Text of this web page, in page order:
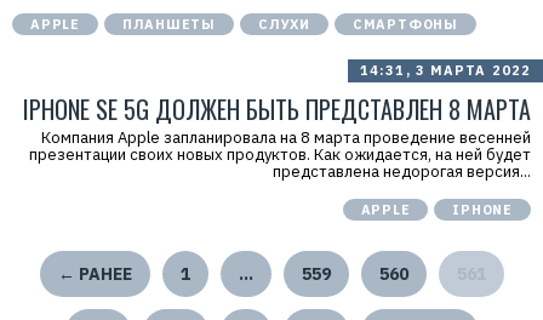
APPLE ПЛАНШЕТЫ СЛУХИ СМАРТФОНЫ
14:31, 3 МАРТА 2022
IPHONE SE 5G ДОЛЖЕН БЫТЬ ПРЕДСТАВЛЕН 8 МАРТА
Компания Apple запланировала на 8 марта проведение весенней
презентации своих новых продуктов. Как ожидается, на ней будет
представлена недорогая версия...
APPLE IPHONE
← РАНЕЕ 1 … 559 560